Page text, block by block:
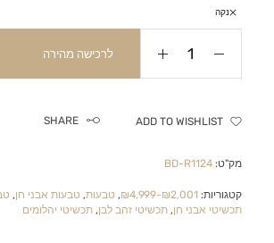
נקה
לרכישה מהירה
ADD TO WISHLIST
SHARE
מק"ט:BD-R1124
קטגוריות: ₪2,001-₪4,999
, טבעות, טבעות אבני חן,
תכשיטי אבני חן,תכשיטי זהב לבן,תכשיטי יהלומים